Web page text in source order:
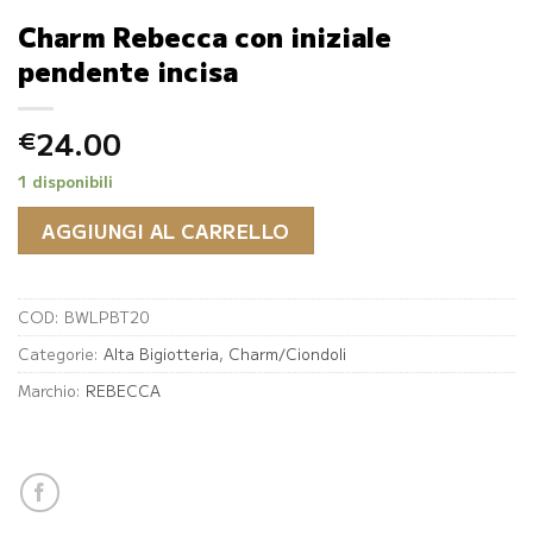
Charm Rebecca con iniziale
pendente incisa
€24.00
1 disponibili
AGGIUNGI AL CARRELLO
COD: BWLPBT20
Categorie: Alta Bigiotteria, Charm/Ciondoli
Marchio: REBECCA